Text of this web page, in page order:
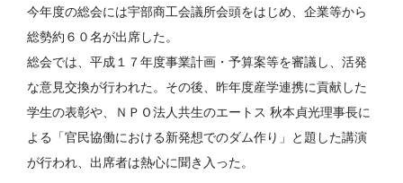
今年度の総会には宇部商工会議所会頭をはじめ、企業等から
総勢約６０名が出席した。
総会では、平成１７年度事業計画・予算案等を審議し、活発
な意見交換が行われた。その後、昨年度産学連携に貢献した
学生の表彰や、ＮＰＯ法人共生のエートス 秋本貞光理事長に
よる「官民協働における新発想でのダム作り」と題した講演
が行われ、出席者は熱心に聞き入った。